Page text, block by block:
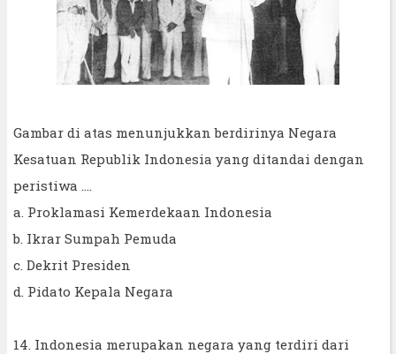
Gambar di atas menunjukkan berdirinya Negara
Kesatuan Republik Indonesia yang ditandai dengan
peristiwa ....
a. Proklamasi Kemerdekaan Indonesia
b. Ikrar Sumpah Pemuda
c. Dekrit Presiden
d. Pidato Kepala Negara
14. Indonesia merupakan negara yang terdiri dari